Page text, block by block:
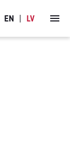
EN LV